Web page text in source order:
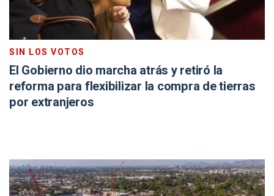
SIN LOS VOTOS
El Gobierno dio marcha atrás y retiró la
reforma para flexibilizar la compra de tierras
por extranjeros